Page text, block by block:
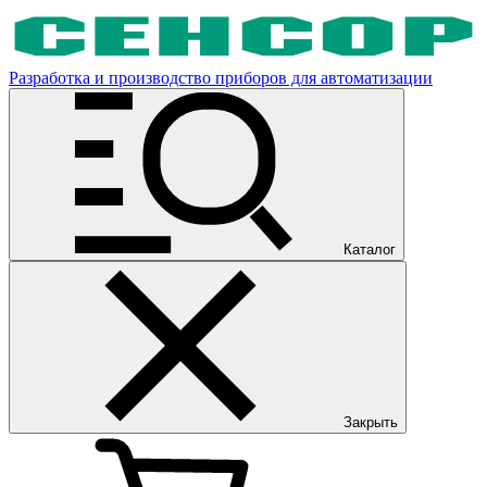
Разработка и производство приборов для автоматизации
Каталог
Закрыть